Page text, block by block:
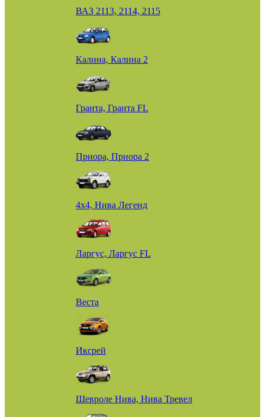
ВАЗ 2113, 2114, 2115
Калина, Калина 2
Гранта, Гранта FL
Приора, Приора 2
4х4, Нива Легенд
Ларгус, Ларгус FL
Веста
Иксрей
Шевроле Нива, Нива Тревел